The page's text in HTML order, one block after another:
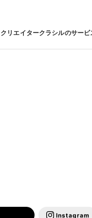
クリエイタークラシルのサービ
Instagram